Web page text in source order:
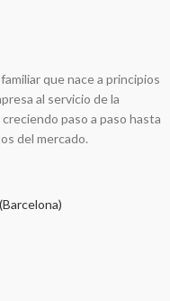
que nace a principios
al servicio de la
paso a paso hasta
del mercado.